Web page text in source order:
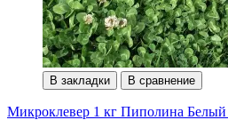
В закладки В сравнение
Микроклевер 1 кг Пиполина